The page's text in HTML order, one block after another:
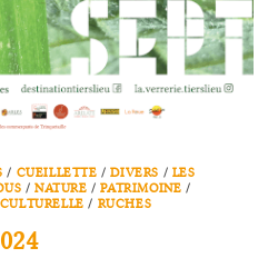
/ CUEILLETTE /DIVERS / LES
/NATURE /PATRIMOINE /
/ RUCHES